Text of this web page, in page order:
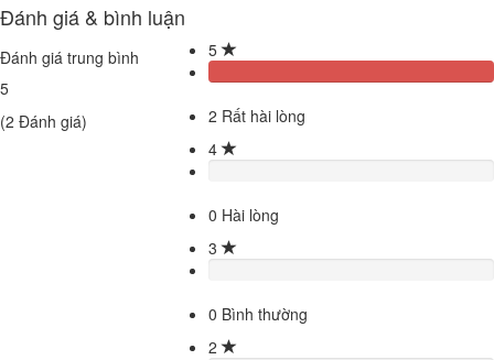
Đánh giá & bình luận
Đánh giá trung bình
5
(2 Đánh giá)
5
2 Rất hài lòng
4
0 Hài lòng
3
0 Bình thường
2